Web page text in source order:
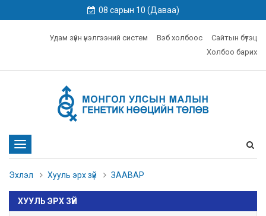
08 сарын 10 (Даваа)
Удам зүйн үнэлгээний систем Вэб холбоос
Сайтын бүтэц
Холбоо барих
Toggle
navigation
Эхлэл
Хууль эрх зүй ЗААВАР
ХУУЛЬ ЭРХ ЗҮЙ